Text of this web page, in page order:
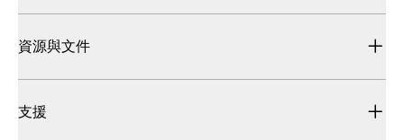
資源與文件
支援